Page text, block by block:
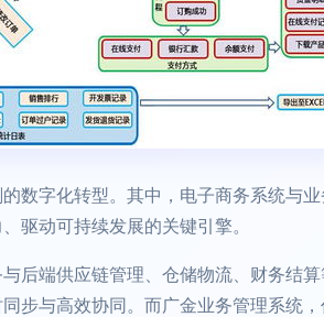
数字化转型。其中，电子商务系统与
驱动可持续发展的关键引擎。
后端供应链管理、仓储物流、财务结
步与高效协同。而广金业务管理系统